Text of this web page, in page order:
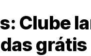
Clube
grátis